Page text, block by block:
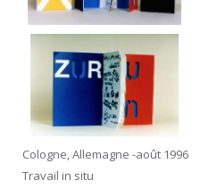
Cologne, Allemagne -août 1996
Travail in situ